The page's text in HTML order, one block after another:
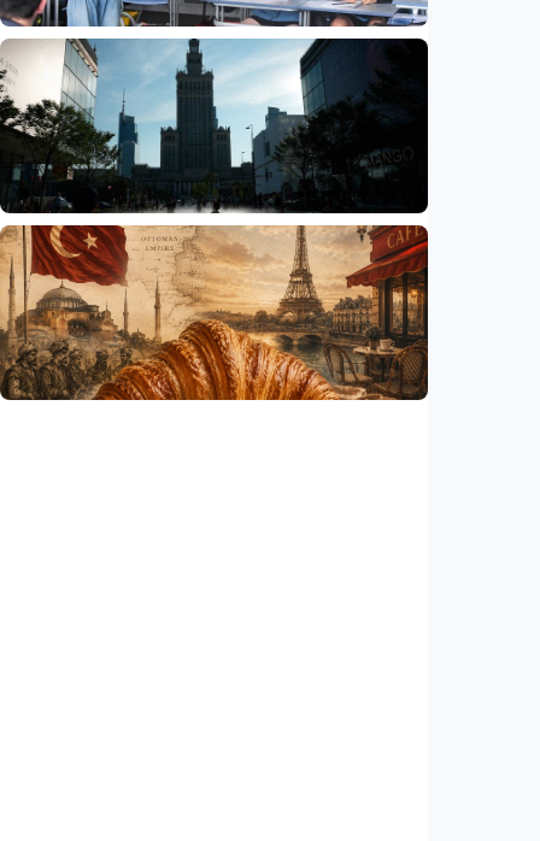
Humaniora
Sekolah di Selandia Baru tambah mata
pelajaran berbasis industri, dari AI hingga
pariwisata
Indonesia •06 Aug 2026
Humaniora
Gelombang panas bisa memicu kecemasan
hingga depresi pada anak, ini temuan
peneliti
Indonesia•06 Aug 2026